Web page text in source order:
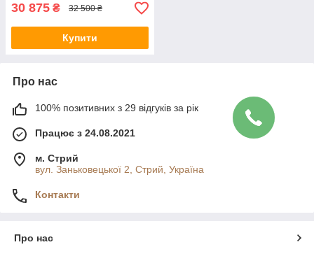
30 875 ₴ 32 500 ₴
Купити
Про нас
100% позитивних з 29 відгуків за рік
Працює з 24.08.2021
м. Стрий
вул. Заньковецької 2, Стрий, Україна
Контакти
Про нас